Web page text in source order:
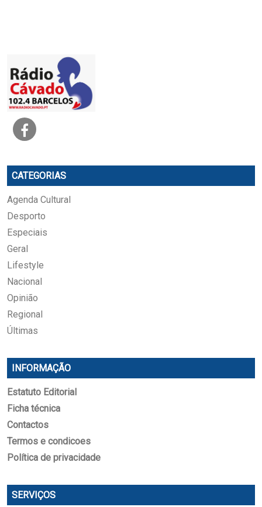
CATEGORIAS
Agenda Cultural
Desporto
Especiais
Geral
Lifestyle
Nacional
Opinião
Regional
Últimas
INFORMAÇÃO
Estatuto Editorial
Ficha técnica
Contactos
Termos e condicoes
Política de privacidade
SERVIÇOS